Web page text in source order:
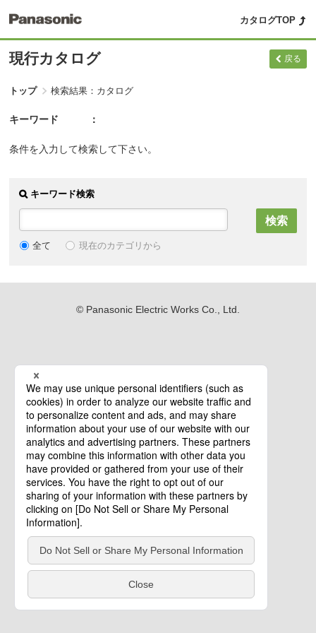
カタログTOP
現行カタログ 戻る
トップ 検索結果：カタログ
キーワード
条件を入力して検索して下さい。
キーワード検索
全て 現在のカテゴリから
© Panasonic Electric Works Co., Ltd.